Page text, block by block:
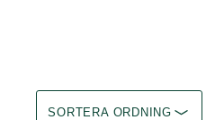
SORTERA ORDNING